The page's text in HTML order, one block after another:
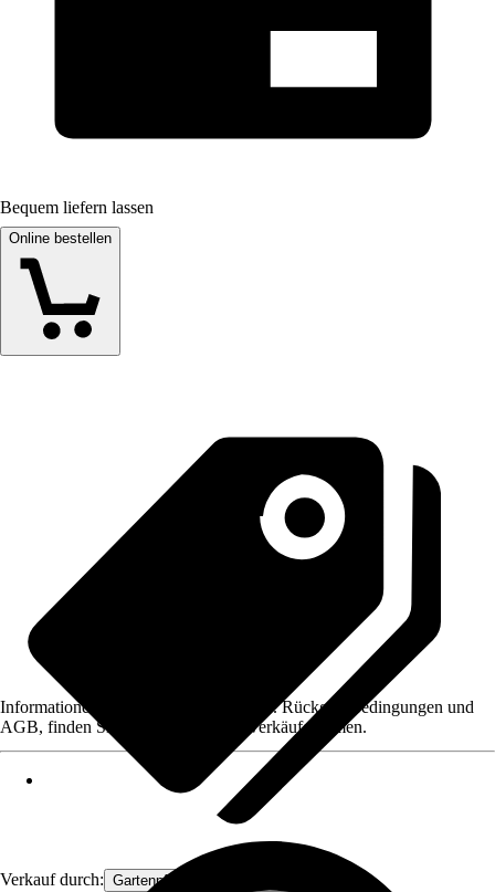
Bequem liefern lassen
Online bestellen
Verkauf durch: Gartenpflanzen Ammerland
Informationen des Verkäufers, wie z. B. Rückgabebedingungen und
AGB, finden Sie bei Klick auf den Verkäufernamen.